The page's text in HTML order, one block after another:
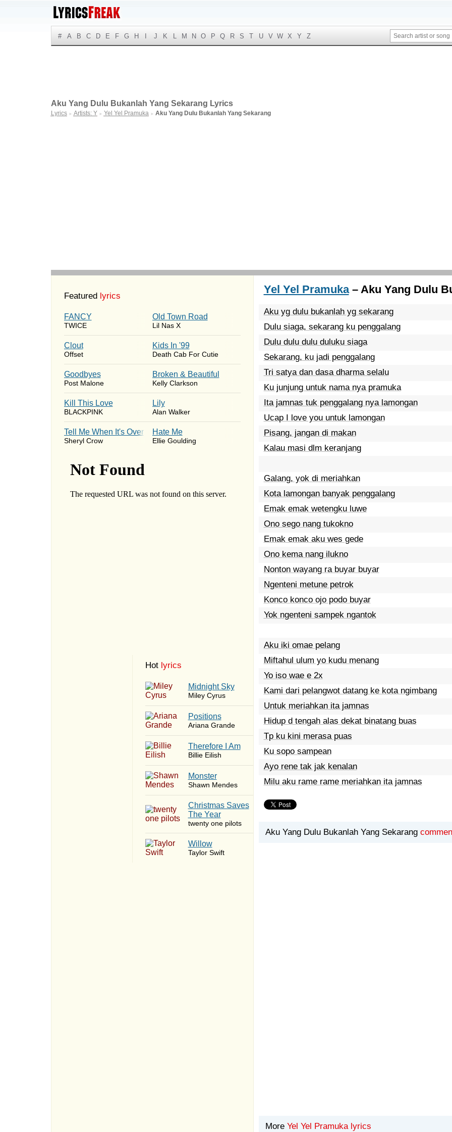
# A B C D E F G H J K L M N O P Q R S T U V W X Y Z
Aku Yang Dulu Bukanlah Yang Sekarang Lyrics
Lyrics ► Artists: Y ► Yel Yel Pramuka ► Aku Yang Dulu Bukanlah Yang Sekarang
Featured lyrics
FANCY
TWICE
Old Town Road
Lil Nas X
Clout
Offset
Kids In '99
Death Cab For Cutie
Goodbyes
Post Malone
Broken & Beautiful
Kelly Clarkson
Kill This Love
BLACKPINK
Lily
Alan Walker
Tell Me When It's Over
Sheryl Crow
Hate Me
Ellie Goulding
Hot lyrics
Midnight Sky
Miley Cyrus
​Positions
Ariana Grande
Therefore I Am
Billie Eilish
Monster
Shawn Mendes
Christmas Saves
The Year
twenty one pilots
Willow
Taylor Swift
Yel Yel Pramuka– Aku Yang Dulu
Aku yg dulu bukanlah yg sekarang
Dulu siaga, sekarang ku penggalang
Dulu dulu dulu duluku siaga
Sekarang, ku jadi penggalang
Tri satya dan dasa dharma selalu
Ku junjung untuk nama nya pramuka
Ita jamnas tuk penggalang nya lamongan
Ucap I love you untuk lamongan
Pisang, jangan di makan
Kalau masi dlm keranjang
Galang, yok di meriahkan
Kota lamongan banyak penggalang
Emak emak wetengku luwe
Ono sego nang tukokno
Emak emak aku wes gede
Ono kema nang ilukno
Nonton wayang ra buyar buyar
Ngenteni metune petrok
Konco konco ojo podo buyar
Yok ngenteni sampek ngantok
Aku iki omae pelang
Miftahul ulum yo kudu menang
Yo iso wae e 2x
Kami dari pelangwot datang ke kota ngimbang
Untuk meriahkan ita jamnas
Hidup d tengah alas dekat binatang buas
Tp ku kini merasa puas
Ku sopo sampean
Ayo rene tak jak kenalan
Milu aku rame rame meriahkan ita jamnas
Aku Yang Dulu Bukanlah Yang Sekarang
More Yel Yel Pramuka lyrics